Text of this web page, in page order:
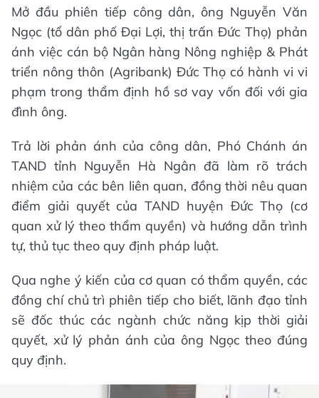
Mở đầu phiên tiếp công dân, ông Nguyễn Văn
Ngọc (tổ dân phố Đại Lợi, thị trấn Đức Thọ) phản
ánh việc cán bộ Ngân hàng Nông nghiệp & Phát
triển nông thôn (Agribank) Đức Thọ có hành vi vi
phạm trong thẩm định hồ sơ vay vốn đối với gia
đình ông.
Trả lời phản ánh của công dân, Phó Chánh án
TAND tỉnh Nguyễn Hà Ngân đã làm rõ trách
nhiệm của các bên liên quan, đồng thời nêu quan
điểm giải quyết của TAND huyện Đức Thọ (cơ
quan xử lý theo thẩm quyền) và hướng dẫn trình
tự, thủ tục theo quy định pháp luật.
Qua nghe ý kiến của cơ quan có thẩm quyền, các
đồng chí chủ trì phiên tiếp cho biết, lãnh đạo tỉnh
sẽ đốc thúc các ngành chức năng kịp thời giải
quyết, xử lý phản ánh của ông Ngọc theo đúng
quy định.